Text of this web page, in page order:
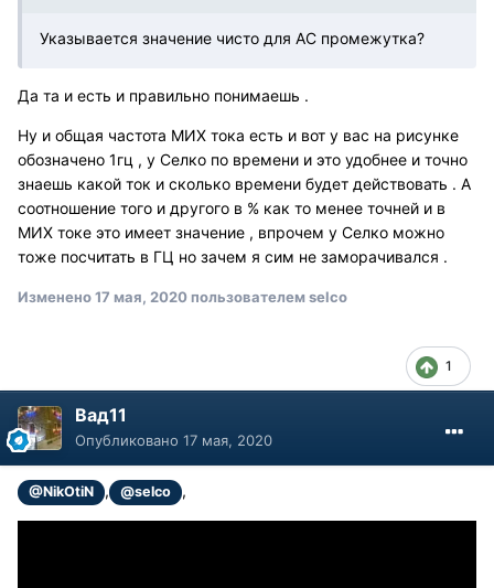
Указывается значение чисто для АС промежутка?
Да та и есть и правильно понимаешь .
Ну и общая частота МИХ тока есть и вот у вас на рисунке
обозначено 1гц , у Селко по времени и это удобнее и точно
знаешь какой ток и сколько времени будет действовать . А
соотношение того и другого в % как то менее точней и в
МИХ токе это имеет значение , впрочем у Селко можно
тоже посчитать в ГЦ но зачем я сим не заморачивался .
Изменено17 мая, 2020пользователем selco
1
Вад11
Опубликовано 17 мая, 2020
@NikOtiN , @selco ,